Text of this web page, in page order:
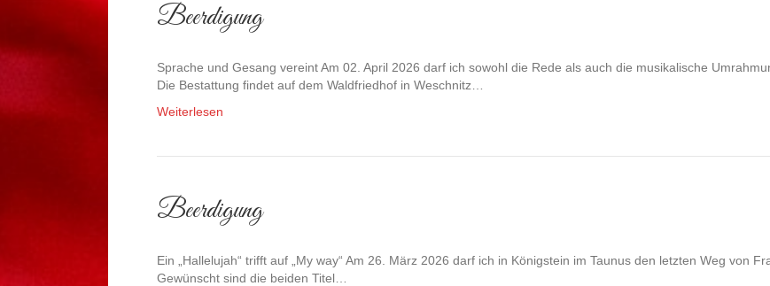
Beerdigung
Sprache und Gesang vereint Am 02. April 2026 darf ich sowohl die Rede als auch die musikalische
Die Bestattung findet auf dem Waldfriedhof in Weschnitz…
Weiterlesen
Beerdigung
Ein „Hallelujah“ trifft auf „My way“ Am 26. März 2026 darf ich in Königstein im Taunus den letzten Weg von
Gewünscht sind die beiden Titel…